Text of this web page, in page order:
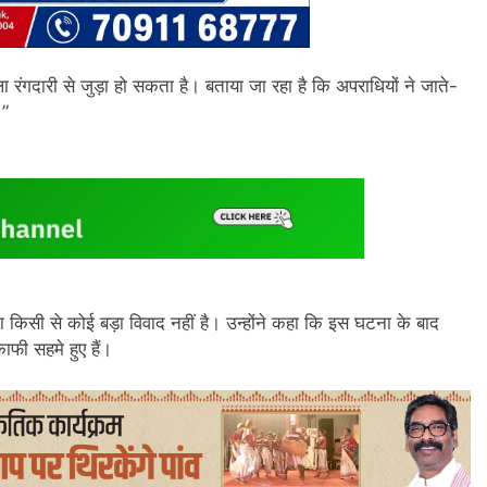
से जुड़ा हो सकता है। बताया जा रहा है कि अपराधियों ने जाते-
से कोई बड़ा विवाद नहीं है। उन्होंने कहा कि इस घटना के बाद
सहमे हुए हैं।